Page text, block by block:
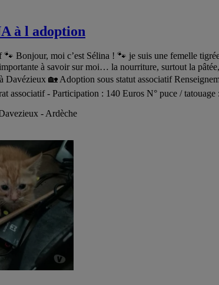
à l adoption
🐾 Bonjour, moi c’est Sélina ! 🐾 je suis une femelle
à savoir sur moi… la nourriture, surtout la
Davézieux 🏡 Adoption sous statut associatif
associatif - Participation : 140 Euros N° puce /
- Ardèche